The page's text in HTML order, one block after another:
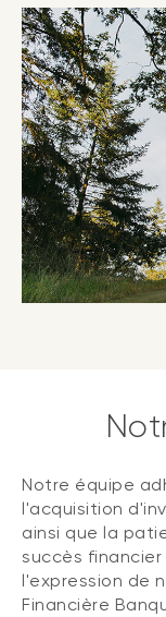
Notre équipe
l'acquisition
ainsi que la
succès
l'expression de
Financière